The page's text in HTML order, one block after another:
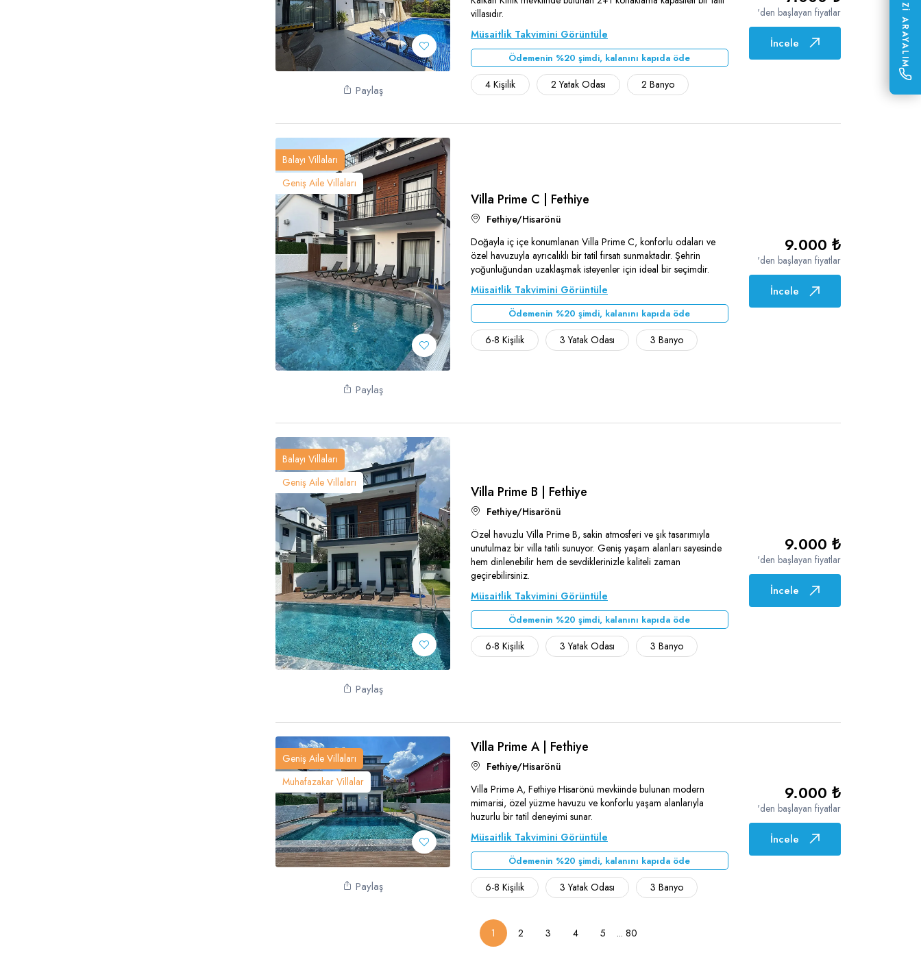
Paylaş
Teşekkür Ederiz
villasıdır.
Müsaitlik Takvimini Görüntüle
Ödemenin %20 şimdi, kalanını kapıda öde
4 Kişilik 2 Yatak Odası 2 Banyo
'den başlayan fiyatlar
İncele
Balayı Villaları
Geniş Aile Villaları
Paylaş
Teşekkür Ederiz
Villa Prime C | Fethiye
Fethiye/Hisarönü
Doğayla iç içe konumlanan Villa Prime C, konforlu odaları ve
özel havuzuyla ayrıcalıklı bir tatil fırsatı sunmaktadır. Şehrin
yoğunluğundan uzaklaşmak isteyenler için ideal bir seçimdir.
Müsaitlik Takvimini Görüntüle
Ödemenin %20 şimdi, kalanını kapıda öde
6-8 Kişilik 3 Yatak Odası 3 Banyo
9.000 ₺
'den başlayan fiyatlar
İncele
Balayı Villaları
Geniş Aile Villaları
Paylaş
Teşekkür Ederiz
Villa Prime B | Fethiye
Fethiye/Hisarönü
Özel havuzlu Villa Prime B, sakin atmosferi ve şık tasarımıyla
unutulmaz bir villa tatili sunuyor. Geniş yaşam alanları sayesinde
hem dinlenebilir hem de sevdiklerinizle kaliteli zaman
geçirebilirsiniz.
Müsaitlik Takvimini Görüntüle
Ödemenin %20 şimdi, kalanını kapıda öde
6-8 Kişilik 3 Yatak Odası 3 Banyo
9.000 ₺
'den başlayan fiyatlar
İncele
Geniş Aile Villaları
Muhafazakar Villalar
Paylaş
Teşekkür Ederiz
Villa Prime A | Fethiye
Fethiye/Hisarönü
Villa Prime A, Fethiye Hisarönü mevkiinde bulunan modern
mimarisi, özel yüzme havuzu ve konforlu yaşam alanlarıyla
huzurlu bir tatil deneyimi sunar.
Müsaitlik Takvimini Görüntüle
Ödemenin %20 şimdi, kalanını kapıda öde
6-8 Kişilik 3 Yatak Odası 3 Banyo
9.000 ₺
'den başlayan fiyatlar
İncele
1 2 3 4 5 ... 80
SİZİ ARAYALIM